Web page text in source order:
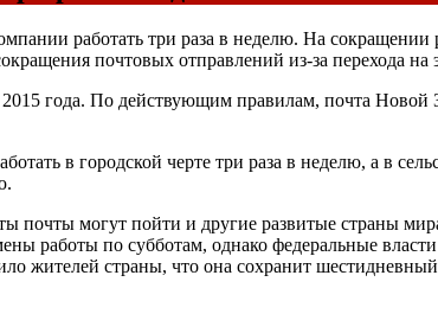
работать три раза в неделю. На сокращении
почтовых отправлений из-за перехода на
года. По действующим правилам, почта Новой
в городской черте три раза в неделю, а в
почты могут пойти и другие развитые страны
работы по субботам, однако федеральные
жителей страны, что она сохранит